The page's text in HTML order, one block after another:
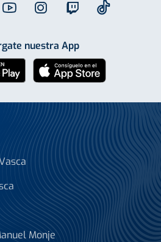
nuestra App
Monje